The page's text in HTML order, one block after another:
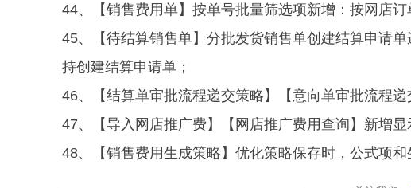
44、【销售费用单】按单号批量筛选项新增：按网店订
45、【待结算销售单】分批发货销售单创建结算申请
持创建结算申请单；
46、【结算单审批流程递交策略】【意向单审批流程递
47、【导入网店推广费】【网店推广费用查询】新增显
48、【销售费用生成策略】优化策略保存时，公式项和